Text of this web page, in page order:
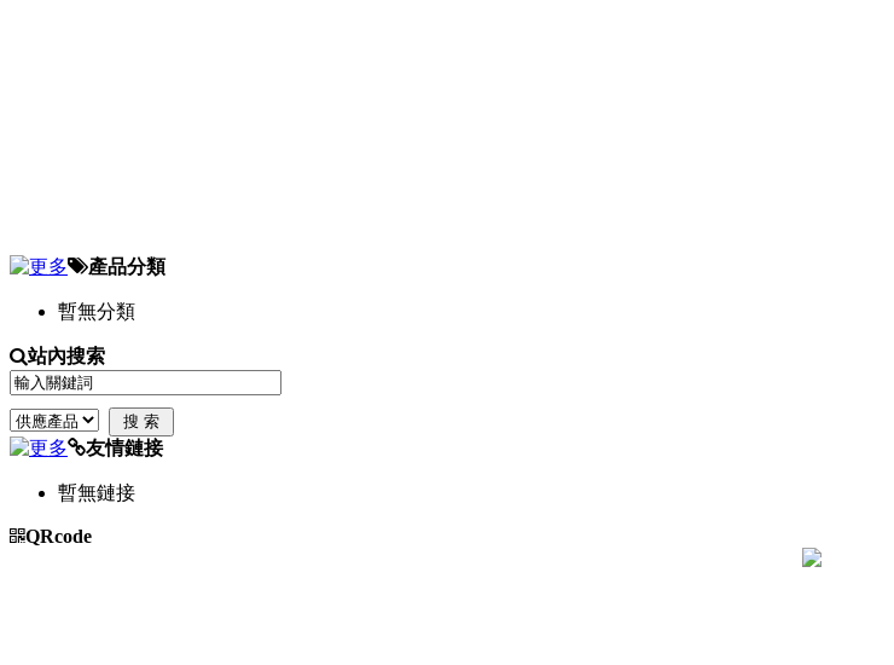
產品分類
暫無分類
站內搜索
友情鏈接
暫無鏈接
QRcode